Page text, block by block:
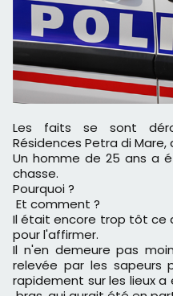
Les faits se sont déroulés vers 18 heures aux
Résidences Petra di
Un homme de 25 ans a
chasse.
Pourquoi ?
Et comment ?
Il était encore trop tôt ce
pour l'affirmer.
Il n'en demeure pas
relevée par les sapeurs
rapidement sur les lieux